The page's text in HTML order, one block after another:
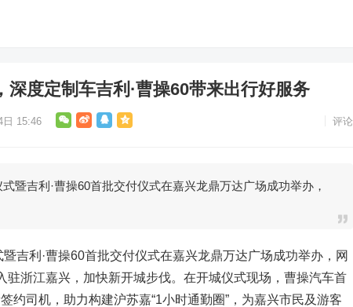
度定制车吉利·曹操60带来出行好服务
日 15:46 评论
暨吉利·曹操60首批交付仪式在嘉兴龙鼎万达广场成功举办，
吉利·曹操60首批交付仪式在嘉兴龙鼎万达广场成功举办，网
驻浙江嘉兴，加快新开城步伐。在开城仪式现场，曹操汽车首
约司机，助力构建沪苏嘉“1小时通勤圈”，为嘉兴市民及游客